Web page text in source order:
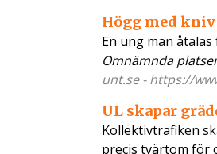
Högg med
En ung man
Omnämnda
unt.se - https://
UL skapar
Kollektivtrafiken
precis tvärtom för